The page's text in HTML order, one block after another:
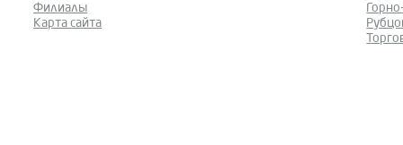
Филиалы
Карта сайта